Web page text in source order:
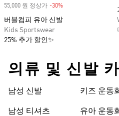
55,000 원 정상가 -30%
버블컴피 유아 신발
Kids Sportswear
25% 추가 할인✨
의류 및 신발
남성 신발
남성 티셔츠
키즈 운동
유아 운동